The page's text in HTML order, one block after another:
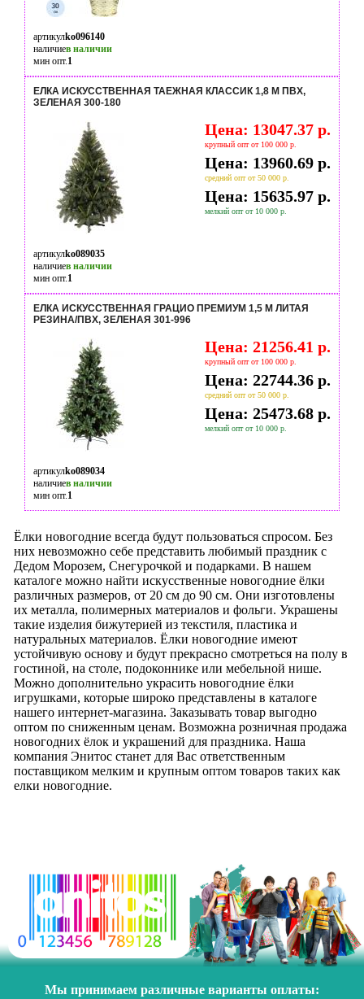
артикулko096140
наличиев наличии
мин опт.1
ЕЛКА ИСКУССТВЕННАЯ ТАЕЖНАЯ КЛАССИК 1,8 М ПВХ,
ЗЕЛЕНАЯ 300-180
Цена: 13047.37 р.
крупный опт от 100 000 р.
Цена: 13960.69 р.
средний опт от 50 000 р.
Цена: 15635.97 р.
мелкий опт от 10 000 р.
артикулko089035
наличиев наличии
мин опт.1
ЕЛКА ИСКУССТВЕННАЯ ГРАЦИО ПРЕМИУМ 1,5 М ЛИТАЯ
РЕЗИНА/ПВХ, ЗЕЛЕНАЯ 301-996
Цена: 21256.41 р.
крупный опт от 100 000 р.
Цена: 22744.36 р.
средний опт от 50 000 р.
Цена: 25473.68 р.
мелкий опт от 10 000 р.
артикулko089034
наличиев наличии
мин опт.1
Ёлки новогодние всегда будут пользоваться спросом. Без
них невозможно себе представить любимый праздник с
Дедом Морозем, Снегурочкой и подарками. В нашем
каталоге можно найти искусственные новогодние ёлки
различных размеров, от 20 см до 90 см. Они изготовлены
их металла, полимерных материалов и фольги. Украшены
такие изделия бижутерией из текстиля, пластика и
натуральных материалов. Ёлки новогодние имеют
устойчивую основу и будут прекрасно смотреться на полу в
гостиной, на столе, подоконнике или мебельной нише.
Можно дополнительно украсить новогодние ёлки
игрушками, которые широко представлены в каталоге
нашего интернет-магазина. Заказывать товар выгодно
оптом по сниженным ценам. Возможна розничная продажа
новогодних ёлок и украшений для праздника. Наша
компания Энитос станет для Вас ответственным
поставщиком мелким и крупным оптом товаров таких как
елки новогодние.
Мы принимаем различные варианты оплаты: